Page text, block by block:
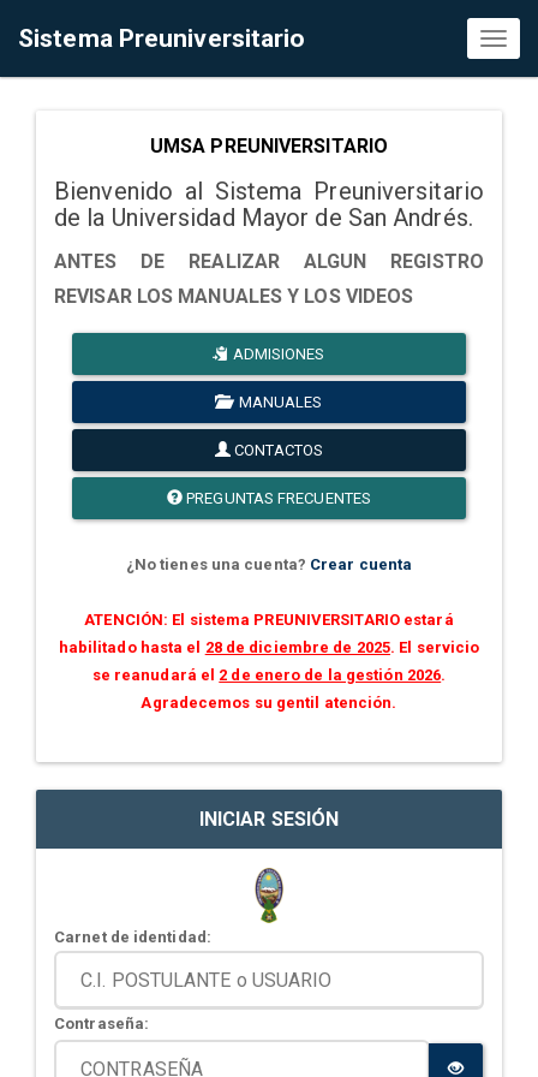
Sistema Preuniversitario
UMSA PREUNIVERSITARIO
Bienvenido al Sistema Preuniversitario
de la Universidad Mayor de San Andrés.
ANTES DE REALIZAR ALGUN REGISTRO
REVISAR LOS MANUALES Y LOS VIDEOS
ADMISIONES
MANUALES
CONTACTOS
PREGUNTAS FRECUENTES
¿No tienes una cuenta? Crear cuenta
ATENCIÓN: El sistema PREUNIVERSITARIO estará
habilitado hasta el 28 de diciembre de 2025. El servicio
se reanudará el 2 de enero de la gestión 2026.
Agradecemos su gentil atención.
INICIAR SESIÓN
Carnet de identidad:
Contraseña: